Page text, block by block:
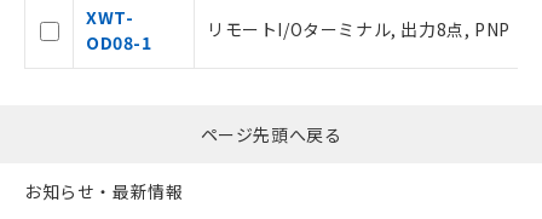
XWT-
OD08-1
リモートI/Oターミナル, 出力8点, PNP
ページ先頭へ戻る
お知らせ・最新情報
をご了承ください。
※当社の共同利用者とは、"個人情報
指します。